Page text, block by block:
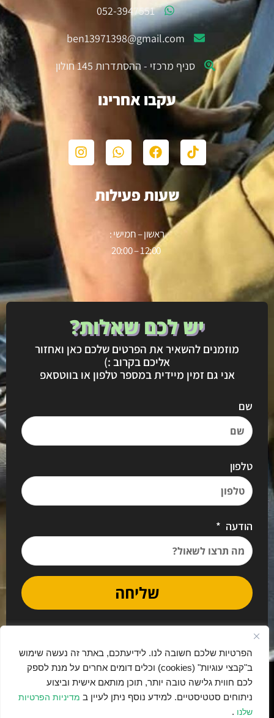
הפרטיות שלכם חשובה לנו. לידיעתכם, באתר זה נעשה שימוש
ב"קבצי עוגיות" (cookies) וכלים דומים אחרים על מנת לספק
לכם חווית גלישה טובה יותר, תוכן מותאם אישית וביצוע
ניתוחים סטטיסטיים. למידע נוסף ניתן לעיין ב מדיניות הפרטיות
שלנו .
יש לכם שאלות?
מוזמנים להשאיר את הפרטים שלכם כאן ואחזור
אליכם בקרוב :)
אני גם זמין מיידית במספר טלפון או בווטסאפ
שם
טלפון
הודעה
שליחה
052-3947551
ben13971398@gmail.com
סניף מרכזי - ההסתדרות 145 חולון
עקבו אחרינו
שעות פעילות
ראשון – חמישי :
נבנה בתרומה ובאהבה ע"י יאמו דיגיטל